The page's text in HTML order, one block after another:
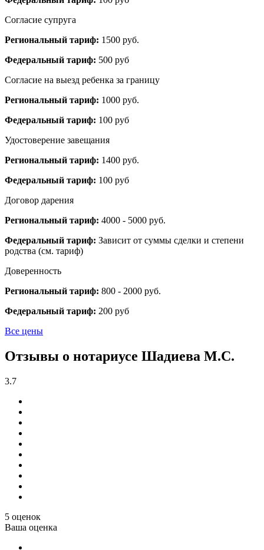
Согласие супруга
Региональный тариф: 1500 руб.
Федеральный тариф: 500 руб
Согласие на выезд ребенка за границу
Региональный тариф: 1000 руб.
Федеральный тариф: 100 руб
Удостоверение завещания
Региональный тариф: 1400 руб.
Федеральный тариф: 100 руб
Договор дарения
Региональный тариф: 4000 - 5000 руб.
Федеральный тариф: Зависит от суммы сделки и степени
родства (см. тариф)
Доверенность
Региональный тариф: 800 - 2000 руб.
Федеральный тариф: 200 руб
Все цены
Отзывы о нотариусе Шадиева М.С.
3.7
5 оценок
Ваша оценка